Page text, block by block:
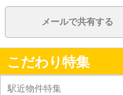
メールで共有する
こだわり特集
駅近物件特集